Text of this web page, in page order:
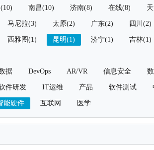
南昌(10) 济南(8) 在线(8)
马尼拉(3) 太原(2) 广东(2) 四川(2)
西雅图(1) 昆明(1) 济宁(1) 吉林(1)
据 DevOps AR/VR 信息安全
件研发 IT运维 产品 软件测试
能硬件 互联网 医学